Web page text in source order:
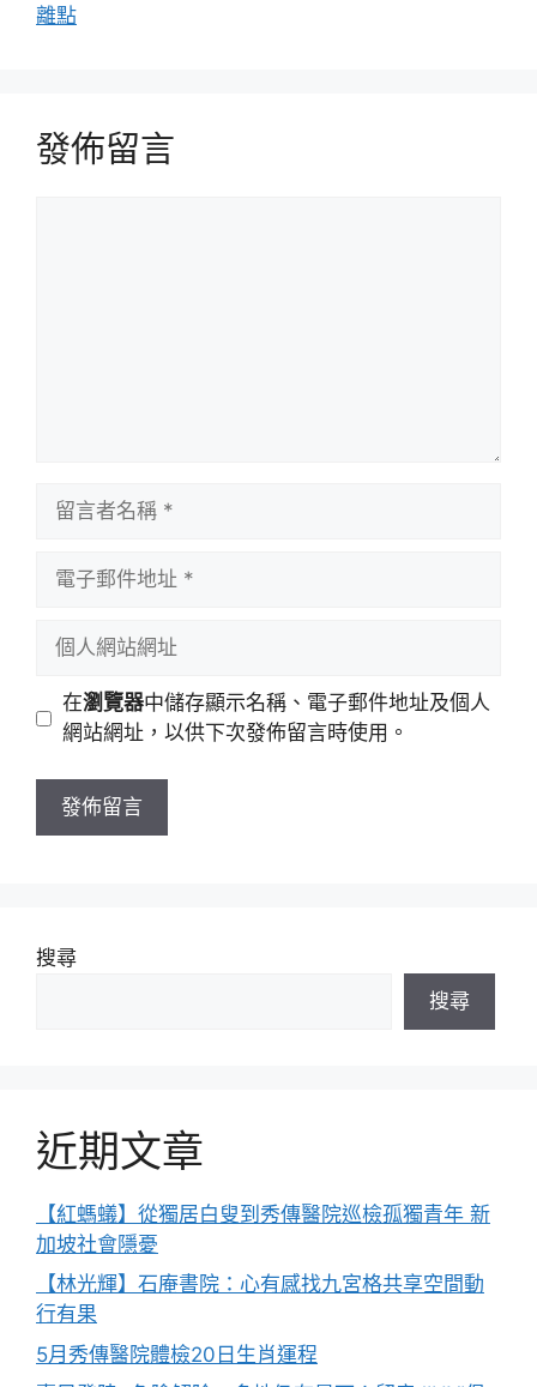
離點
發佈留言
址
站
址
在瀏覽器中儲存顯示名稱、電子郵件地址及個人
網站網址，以供下次發佈留言時使用。
搜尋
搜尋
近期文章
【紅螞蟻】從獨居白叟到秀傳醫院巡檢孤獨青年 新
加坡社會隱憂
【林光輝】石庵書院：心有感找九宮格共享空間動
行有果
5月秀傳醫院體檢20日生肖運程